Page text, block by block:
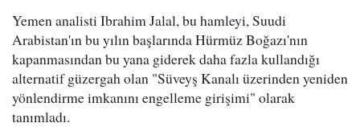
Yemen analisti Ibrahim Jalal, bu hamleyi, Suudi
Arabistan'ın bu yılın başlarında Hürmüz Boğazı'nın
kapanmasından bu yana giderek daha fazla kullandığı
alternatif güzergah olan "Süveyş Kanalı üzerinden yeniden
yönlendirme imkanını engelleme girişimi" olarak
tanımladı.